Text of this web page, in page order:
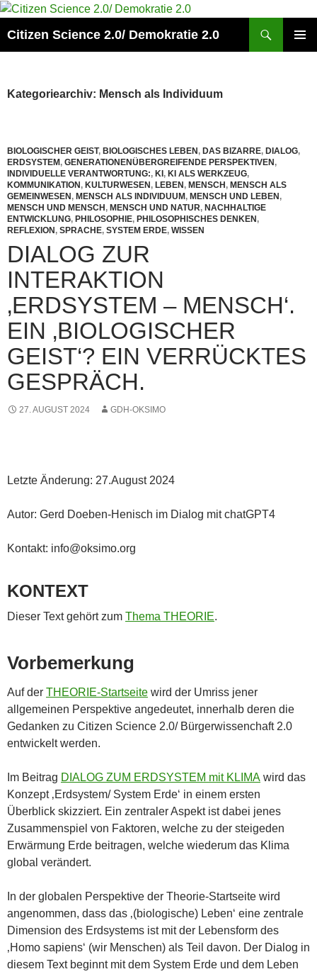
Zum
springen
Citizen Science 2.0/ Demokratie 2.0
Kategoriearchiv: Mensch als Individuum
BIOLOGISCHER GEIST, BIOLOGISCHES LEBEN, DAS BIZARRE, DIALOG,
ERDSYSTEM, GENERATIONENÜBERGREIFENDE PERSPEKTIVEN,
INDIVIDUELLE VERANTWORTUNG:, KI, KI ALS WERKZEUG,
KOMMUNIKATION, KULTURWESEN, LEBEN, MENSCH, MENSCH ALS
GEMEINWESEN, MENSCH ALS INDIVIDUUM, MENSCH UND LEBEN,
MENSCH UND MENSCH, MENSCH UND NATUR, NACHHALTIGE
ENTWICKLUNG, PHILOSOPHIE, PHILOSOPHISCHES DENKEN,
REFLEXION, SPRACHE, SYSTEM ERDE, WISSEN
DIALOG ZUR
INTERAKTION
‚ERDSYSTEM – MENSCH‘.
EIN ‚BIOLOGISCHER
GEIST‘? EIN VERRÜCKTES
GESPRÄCH.
27. AUGUST 2024 GDH-OKSIMO
Letzte Änderung: 27.August 2024
Autor: Gerd Doeben-Henisch im Dialog mit chatGPT4
Kontakt: info@oksimo.org
KONTEXT
Dieser Text gehört zum Thema THEORIE.
Vorbemerkung
Auf der THEORIE-Startseite wird der Umriss jener
allgemeinen Perspektive angedeutet, innerhalb deren die
Gedanken zu Citizen Science 2.0/ Bürgerwissenchaft 2.0
entwickelt werden.
Im Beitrag DIALOG ZUM ERDSYSTEM mit KLIMA wird das
Konzept ‚Erdsystem/ System Erde‘ in einem ersten
Überblick skizziert. Ein zentraler Aspekt ist dabei jenes
Zusammenspiel von Faktoren, welche zu der steigeden
Erwärmung Erde beitragen, welche wiederum das Klima
global verändert.
In der globalen Perspektive der Theorie-Startseite wird
angenommen, dass das ‚(biologische) Leben‘ eine zentrale
Dimension des Erdsystems ist mit der Lebensform des
‚Homo sapiens‘ (wir Menschen) als Teil davon. Der Dialog in
diesem Text beginnt mit dem System Erde und dem Leben